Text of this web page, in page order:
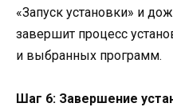
«Запуск установки» и
завершит процесс
и выбранных программ.
Шаг 6: Завершение